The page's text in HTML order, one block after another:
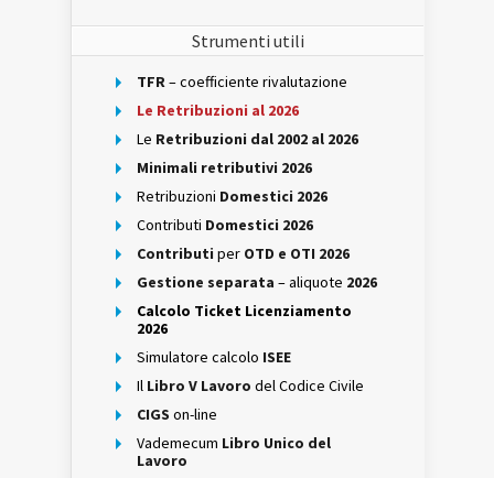
Strumenti utili
TFR– coefficiente rivalutazione
Le Retribuzioni al 2026
Le Retribuzioni dal 2002 al 2026
Minimali retributivi 2026
Retribuzioni Domestici 2026
Contributi Domestici 2026
Contributi per OTD e OTI 2026
Gestione separata – aliquote 2026
Calcolo Ticket Licenziamento
2026
Simulatore calcolo ISEE
Il Libro V Lavoro del Codice Civile
CIGS on-line
Vademecum Libro Unico del
Lavoro